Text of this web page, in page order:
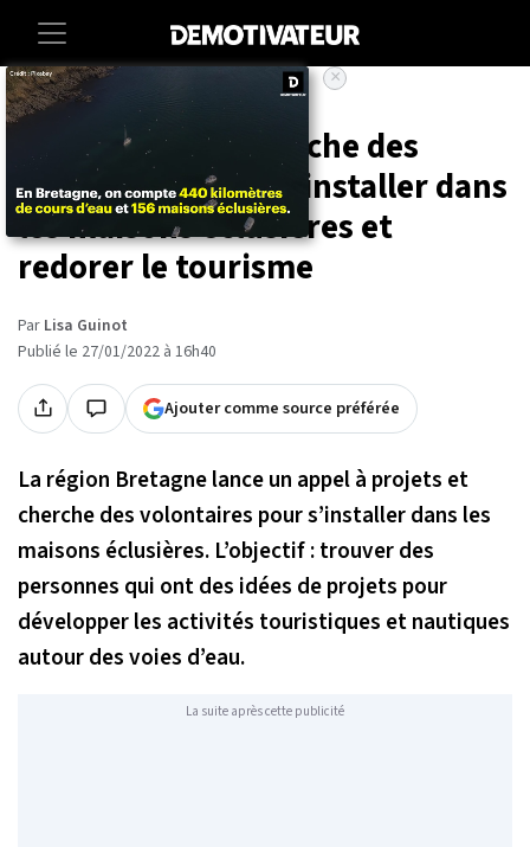
Accueil Societe Voyage
La Bretagne recherche des
volontaires pour s'installer dans
les maisons éclusières et
redorer le tourisme
Par Lisa Guinot
Publié le 27/01/2022 à 16h40
Ajouter comme source préférée
×
La région Bretagne lance un appel à projets et
cherche des volontaires pour s’installer dans les
maisons éclusières. L’objectif : trouver des
personnes qui ont des idées de projets pour
développer les activités touristiques et nautiques
autour des voies d’eau.
La suite après cette publicité